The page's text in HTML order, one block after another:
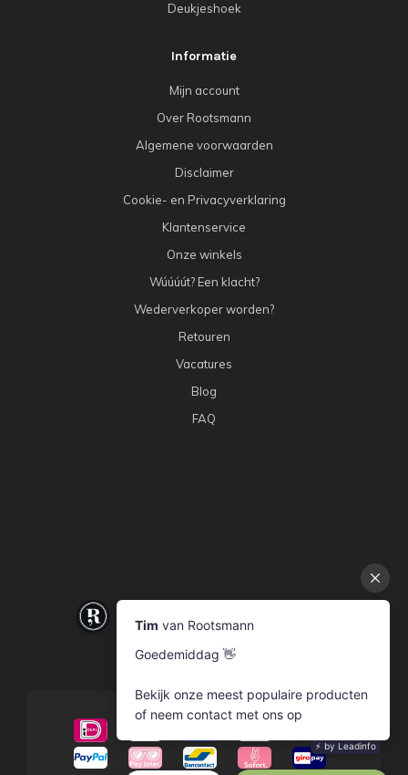
Deukjeshoek
Informatie
Mijn account
Over Rootsmann
Algemene voorwaarden
Disclaimer
Cookie- en Privacyverklaring
Klantenservice
Onze winkels
Wúúúút? Een klacht?
Wederverkoper worden?
Retouren
Vacatures
Blog
FAQ